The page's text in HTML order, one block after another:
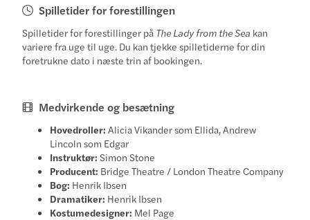
Spilletider for forestillingen
Spilletider for forestillinger på The Lady from the Sea kan
variere fra uge til uge. Du kan tjekke spilletiderne for din
foretrukne dato i næste trin af bookingen.
Medvirkende og besætning
Hovedroller: Alicia Vikander som Ellida, Andrew
Lincoln som Edgar
Instruktør: Simon Stone
Producent: Bridge Theatre / London Theatre Company
Bog: Henrik Ibsen
Dramatiker: Henrik Ibsen
Kostumedesigner: Mel Page